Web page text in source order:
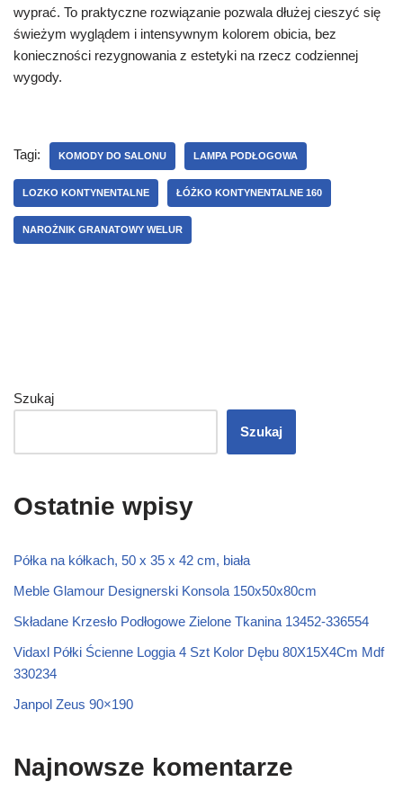
wyprać. To praktyczne rozwiązanie pozwala dłużej cieszyć się
świeżym wyglądem i intensywnym kolorem obicia, bez
konieczności rezygnowania z estetyki na rzecz codziennej
wygody.
Tagi: KOMODY DO SALONU LAMPA PODŁOGOWA
LOZKO KONTYNENTALNE ŁÓŻKO KONTYNENTALNE 160
NAROŻNIK GRANATOWY WELUR
Szukaj
Szukaj
Ostatnie wpisy
Półka na kółkach, 50 x 35 x 42 cm, biała
Meble Glamour Designerski Konsola 150x50x80cm
Składane Krzesło Podłogowe Zielone Tkanina 13452-336554
Vidaxl Półki Ścienne Loggia 4 Szt Kolor Dębu 80X15X4Cm Mdf
330234
Janpol Zeus 90×190
Najnowsze komentarze